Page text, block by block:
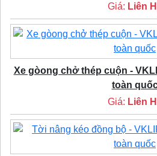
Giá: Liên
Xe gòong chở thép cuộn -
toàn
Giá: Liên